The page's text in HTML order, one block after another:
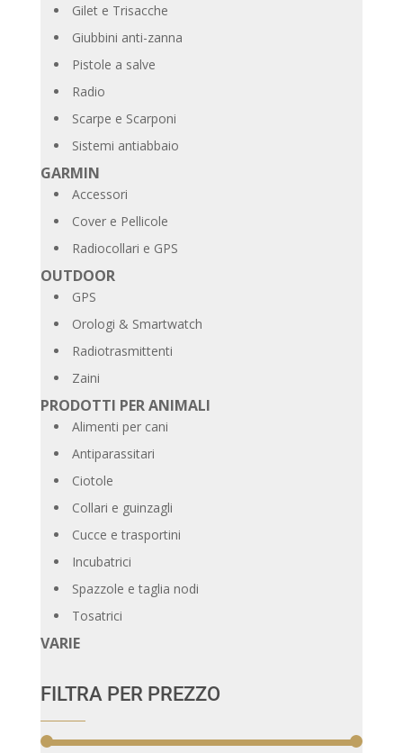
Gilet e Trisacche
Giubbini anti-zanna
Pistole a salve
Radio
Scarpe e Scarponi
Sistemi antiabbaio
GARMIN
Accessori
Cover e Pellicole
Radiocollari e GPS
OUTDOOR
GPS
Orologi & Smartwatch
Radiotrasmittenti
Zaini
PRODOTTI PER ANIMALI
Alimenti per cani
Antiparassitari
Ciotole
Collari e guinzagli
Cucce e trasportini
Incubatrici
Spazzole e taglia nodi
Tosatrici
VARIE
FILTRA PER PREZZO